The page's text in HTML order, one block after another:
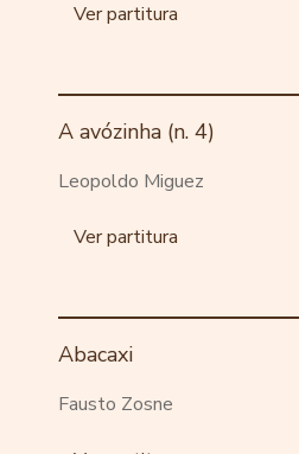
Ver partitura
A avózinha (n. 4)
Leopoldo Miguez
Ver partitura
Abacaxi
Fausto Zosne